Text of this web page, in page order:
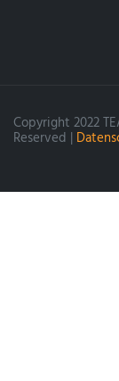
Copyright 2022
Reserved |